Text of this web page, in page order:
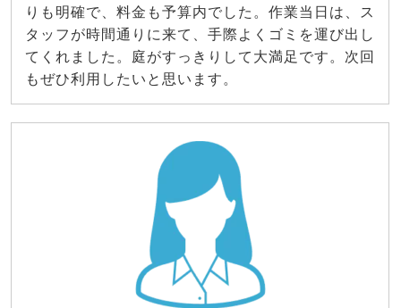
りも明確で、料金も予算内でした。作業当日は、ス
タッフが時間通りに来て、手際よくゴミを運び出し
てくれました。庭がすっきりして大満足です。次回
もぜひ利用したいと思います。